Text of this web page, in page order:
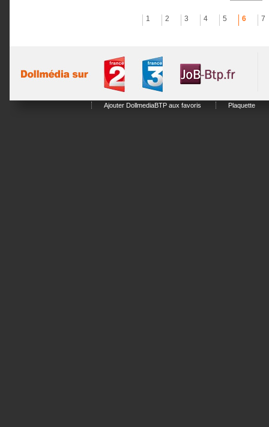
1 2 3 4 5 6 7
Ajouter DollmediaBTP aux favoris Plaquette